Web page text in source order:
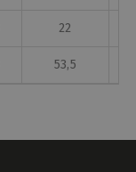
22
53,5